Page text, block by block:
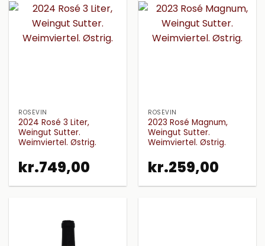
ROSÉVIN
2024 Rosé 3 Liter,
Weingut Sutter.
Weimviertel. Østrig.
kr.749,00
ROSÉVIN
2023 Rosé Magnum,
Weingut Sutter.
Weimviertel. Østrig.
kr.259,00